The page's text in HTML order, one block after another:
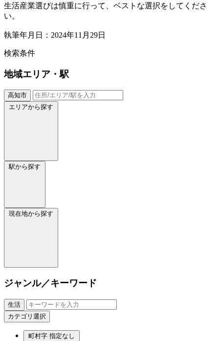
生活産業選びは慎重に行って、ベストな選択をしてくださ
い。
執筆年月日：2024年11月29日
検索条件
地域エリア・駅
高知市
エリアから探す
駅から探す
現在地から探す
ジャンル／キーワード
生活
カテゴリ選択
町村字 指定なし